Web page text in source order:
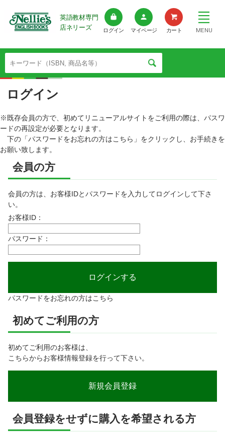
英語教材専門
店ネリーズ
ログイン マイページ カート MENU
ログイン
※既存会員の方で、初めてリニューアルサイトをご利用の際は、パスワ
ードの再設定が必要となります。
下の「パスワードをお忘れの方はこちら」をクリックし、お手続きを
お願い致します。
会員の方
会員の方は、お客様IDとパスワードを入力してログインして下さ
い。
お客様ID：
パスワード：
パスワードをお忘れの方はこちら
初めてご利用の方
初めてご利用のお客様は、
こちらからお客様情報登録を行って下さい。
会員登録をせずに購入を希望される方